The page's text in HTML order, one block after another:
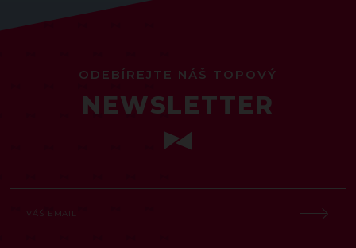
ODEBÍREJTE NÁŠ TOPOVÝ
NEWSLETTER